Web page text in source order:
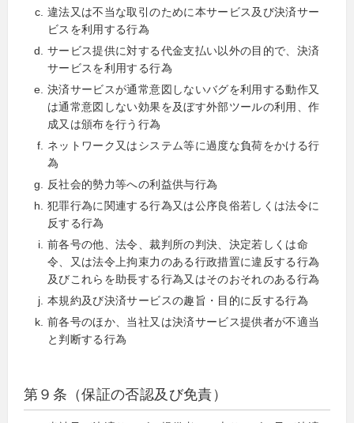
違法又は不当な取引のために本サービス及び決済サー
ビスを利用する行為
サービス提供に対する代金支払い以外の目的で、決済
サービスを利用する行為
決済サービスが通常意図しないバグを利用する動作又
は通常意図しない効果を及ぼす外部ツールの利用、作
成又は頒布を行う行為
ネットワーク又はシステム等に過度な負荷をかける行
為
反社会的勢力等への利益供与行為
犯罪行為に関連する行為又は公序良俗若しくは法令に
反する行為
前各号の他、法令、裁判所の判決、決定若しくは命
令、又は法令上拘束力のある行政措置に違反する行為
及びこれらを助長する行為又はそのおそれのある行為
本規約及び決済サービスの趣旨・目的に反する行為
前各号のほか、当社又は決済サービス提供者が不適当
と判断する行為
第９条（保証の否認及び免責）